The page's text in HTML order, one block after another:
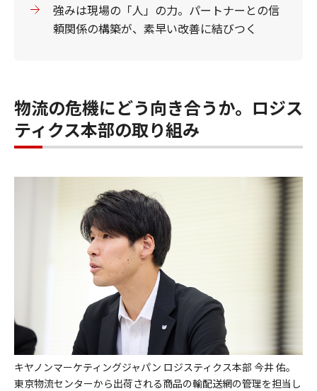
強みは現場の「人」の力。パートナーとの信
頼関係の構築が、素早い改善に結びつく
物流の危機にどう向き合うか。ロジス
ティクス本部の取り組み
キヤノンマーケティングジャパン ロジスティクス本部 今井 佑。
東京物流センターから出荷される商品の輸配送網の管理を担当し